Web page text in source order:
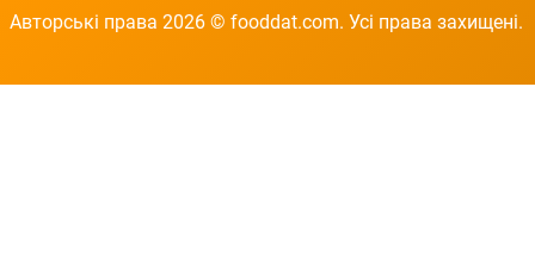
Авторські права 2026 © fooddat.com. Усі права захищені.